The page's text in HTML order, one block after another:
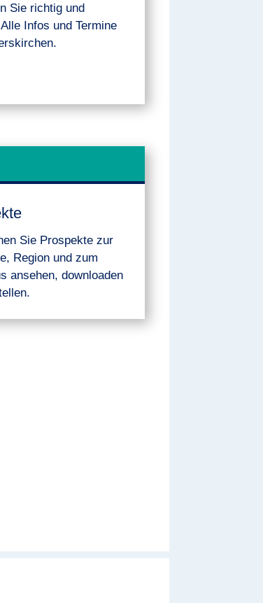
Sie richtig und
Infos und Termine
Sie Prospekte zur
Region und zum
ansehen, downloaden